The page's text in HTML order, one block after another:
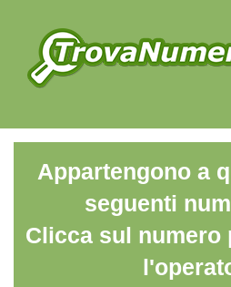
Appartengono a
seguenti
Clicca sul numero